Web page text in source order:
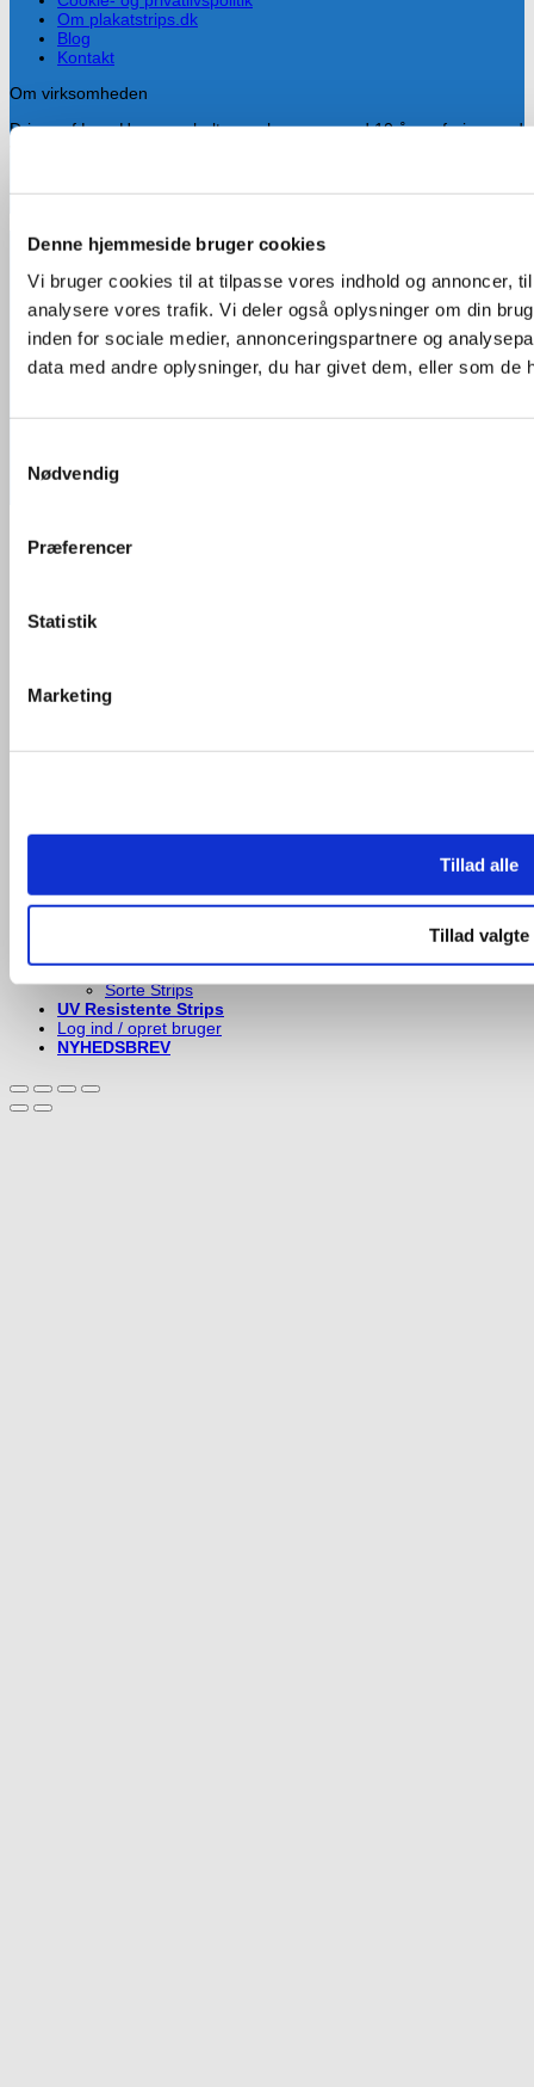
Denne hjemmeside bruger cookies
Vi bruger cookies til at tilpasse vores indhold og annoncer,
analysere vores trafik. Vi deler også oplysninger om din
inden for sociale medier, annonceringspartnere og
data med andre oplysninger, du har givet dem, eller som de
Nødvendig
Præferencer
Statistik
Marketing
Tillad alle
Tillad valgte
Om plakatstrips.dk
Blog
Kontakt
Om virksomheden
Drives af Lars Hammersholt, som har mere end 10 års erfaring med
Visa
Handelsbetingelser
Cookie- og privatlivspolitik
Om plakatstrips.dk
Blog
Kontakt
Copyright 2026 ©Plakatstrips.dk
Lange Strips
Farvede Strips
Blå Strips
Neon Blå Strips
Neon Orange Strips
Neon Pinke Strips
Røde Strips
Sorte Strips
UV Resistente Strips
Log ind / opret bruger
NYHEDSBREV